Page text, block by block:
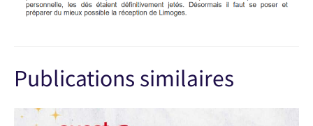
Publications similaires